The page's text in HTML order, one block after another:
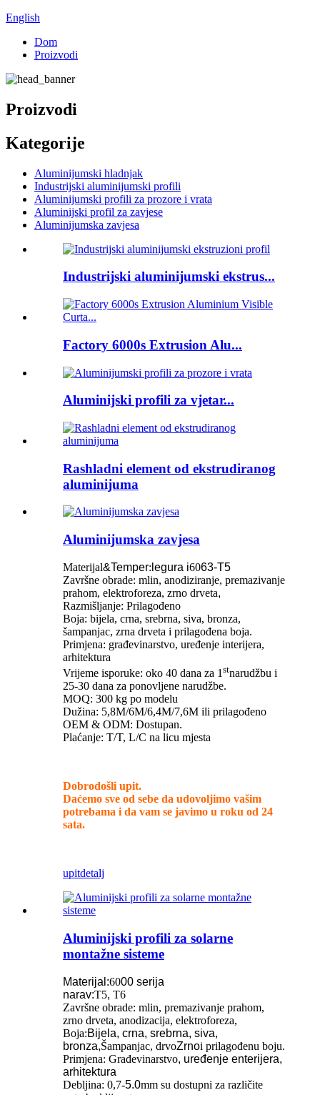
English
Dom
Proizvodi
Proizvodi
Kategorije
Aluminijumski hladnjak
Industrijski aluminijumski profili
Aluminijumski profili za prozore i vrata
Aluminijski profil za zavjese
Aluminijumska zavjesa
Industrijski aluminijumski ekstrus...
Factory 6000s Extrusion Alu...
Aluminijski profili za vjetar...
Rashladni element od ekstrudiranog
aluminijuma
Aluminijumska zavjesa
Materijal&Temper: legura i6063-T5
Završne obrade: mlin, anodiziranje, premazivanje
prahom, elektroforeza, zrno drveta,
Razmišljanje: Prilagođeno
Boja: bijela, crna, srebrna, siva, bronza,
šampanjac, zrna drveta i prilagođena boja.
Primjena: građevinarstvo, uređenje interijera,
arhitektura
Vrijeme isporuke: oko 40 dana za 1 stnarudžbu i
25-30 dana za ponovljene narudžbe.
MOQ: 300 kg po modelu
Dužina: 5,8M/6M/6,4M/7,6M ili prilagođeno
OEM & ODM: Dostupan.
Plaćanje: T/T, L/C na licu mjesta
Dobrodošli upit.
Daćemo sve od sebe da udovoljimo vašim
potrebama i da vam se javimo u roku od 24
sata.
upitdetalj
Aluminijski profili za solarne
montažne sisteme
Materijal:6000 serija
narav:T5, T6
Završne obrade: mlin, premazivanje prahom,
zrno drveta, anodizacija, elektroforeza,
Boja:Bijela, crna, srebrna, siva,
bronza,Šampanjac, drvoZrnoi prilagođenu boju.
Primjena: Građevinarstvo, uređenje enterijera,
arhitektura
Debljina: 0,7-5.0mm su dostupni za različite